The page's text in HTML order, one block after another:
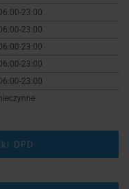
23:00
23:00
23:00
23:00
23:00
DPD